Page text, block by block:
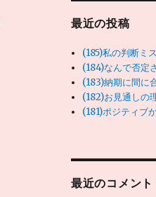
最近の投稿
(185)私の判断ミ
(184)なんで否定
(183)納期に間に
(182)お見通しの
(181)ポジティブ
最近のコメント